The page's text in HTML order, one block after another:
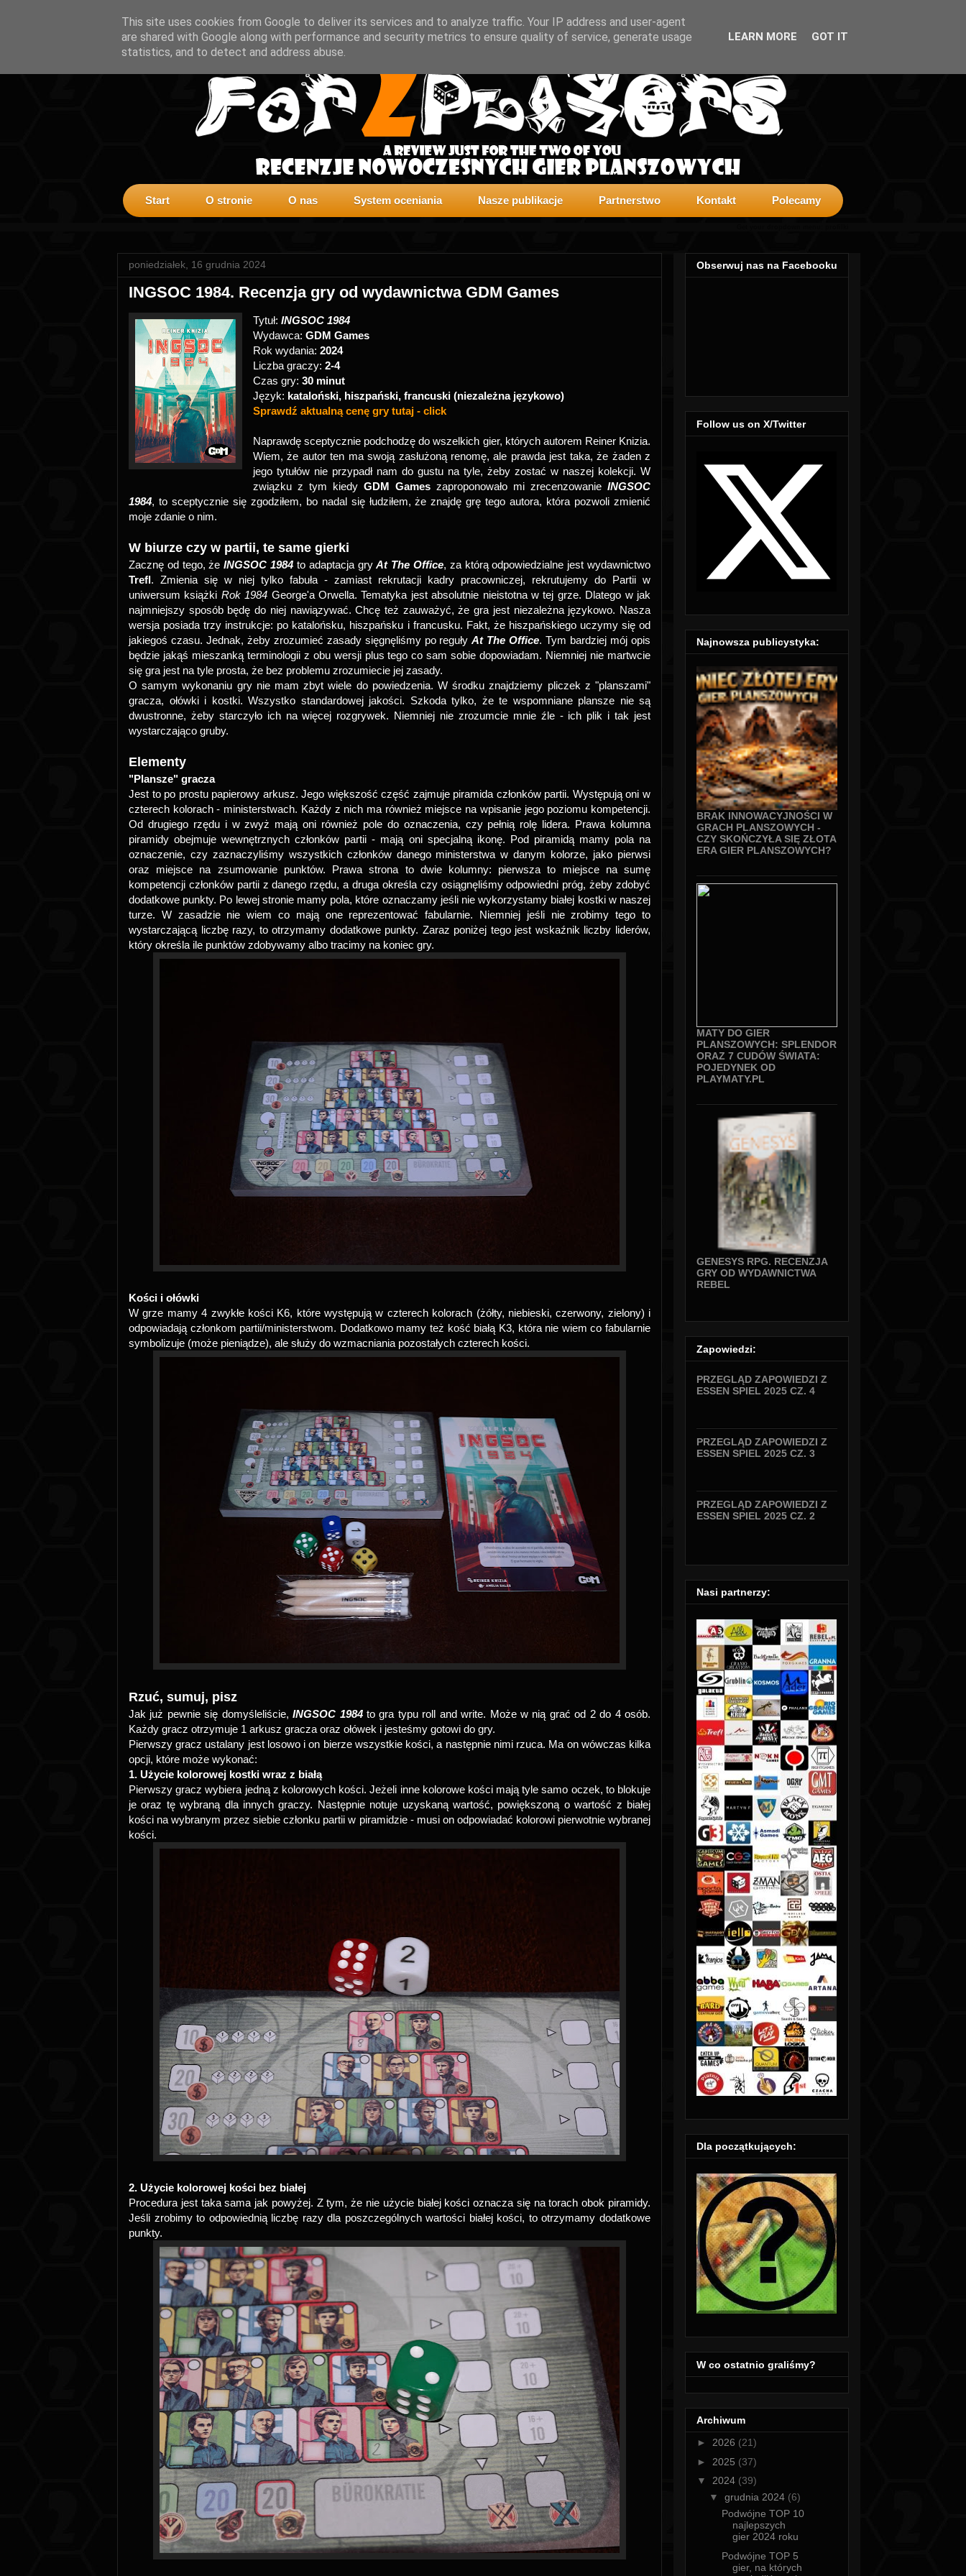
Start O stronie O nas System oceniania Nasze publikacje Partnerstwo Kontakt Polecamy
poniedziałek, 16 grudnia 2024
INGSOC 1984. Recenzja gry od wydawnictwa GDM Games
Tytuł: INGSOC 1984
Wydawca: GDM Games
Rok wydania: 2024
Liczba graczy: 2-4
Czas gry: 30 minut
Język: kataloński, hiszpański, francuski (niezależna językowo)
Sprawdź aktualną cenę gry tutaj - click
Naprawdę sceptycznie podchodzę do wszelkich gier, których autorem Reiner Knizia.
Wiem, że autor ten ma swoją zasłużoną renomę, ale prawda jest taka, że żaden z
jego tytułów nie przypadł nam do gustu na tyle, żeby zostać w naszej kolekcji. W
związku z tym kiedy GDM Games zaproponowało mi zrecenzowanie INGSOC
1984, to sceptycznie się zgodziłem, bo nadal się łudziłem, że znajdę grę tego autora, która pozwoli zmienić
moje zdanie o nim.
W biurze czy w partii, te same gierki
Zacznę od tego, żeINGSOC 1984 to adaptacja gryAt The Office, za którą odpowiedzialne jest wydawnictwo
Trefl. Zmienia się w niej tylko fabuła - zamiast rekrutacji kadry pracowniczej, rekrutujemy do Partii w
uniwersum książki Rok 1984 George'a Orwella. Tematyka jest absolutnie nieistotna w tej grze. Dlatego w jak
najmniejszy sposób będę do niej nawiązywać. Chcę też zauważyć, że gra jest niezależna językowo. Nasza
wersja posiada trzy instrukcje: po katalońsku, hiszpańsku i francusku. Fakt, że hiszpańskiego uczymy się od
jakiegoś czasu. Jednak, żeby zrozumieć zasady sięgnęliśmy po regułyAt The Office. Tym bardziej mój opis
będzie jakąś mieszanką terminologii z obu wersji plus tego co sam sobie dopowiadam. Niemniej nie martwcie
się gra jest na tyle prosta, że bez problemu zrozumiecie jej zasady.
O samym wykonaniu gry nie mam zbyt wiele do powiedzenia. W środku znajdziemy pliczek z "planszami"
gracza, ołówki i kostki. Wszystko standardowej jakości. Szkoda tylko, że te wspomniane plansze nie są
dwustronne, żeby starczyło ich na więcej rozgrywek. Niemniej nie zrozumcie mnie źle - ich plik i tak jest
wystarczająco gruby.
Elementy
"Plansze" gracza
Jest to po prostu papierowy arkusz. Jego większość część zajmuje piramida członków partii. Występują oni w
czterech kolorach - ministerstwach. Każdy z nich ma również miejsce na wpisanie jego poziomu kompetencji.
Od drugiego rzędu i w zwyż mają oni również pole do oznaczenia, czy pełnią rolę lidera. Prawa kolumna
piramidy obejmuje wewnętrznych członków partii - mają oni specjalną ikonę. Pod piramidą mamy pola na
oznaczenie, czy zaznaczyliśmy wszystkich członków danego ministerstwa w danym kolorze, jako pierwsi
oraz miejsce na zsumowanie punktów. Prawa strona to dwie kolumny: pierwsza to miejsce na sumę
kompetencji członków partii z danego rzędu, a druga określa czy osiągnęliśmy odpowiedni próg, żeby zdobyć
dodatkowe punkty. Po lewej stronie mamy pola, które oznaczamy jeśli nie wykorzystamy białej kostki w naszej
turze. W zasadzie nie wiem co mają one reprezentować fabularnie. Niemniej jeśli nie zrobimy tego to
wystarczającą liczbę razy, to otrzymamy dodatkowe punkty. Zaraz poniżej tego jest wskaźnik liczby liderów,
który określa ile punktów zdobywamy albo tracimy na koniec gry.
Kości i ołówki
W grze mamy 4 zwykłe kości K6, które występują w czterech kolorach (żółty, niebieski, czerwony, zielony) i
odpowiadają członkom partii/ministerstwom. Dodatkowo mamy też kość białą K3, która nie wiem co fabularnie
symbolizuje (może pieniądze), ale służy do wzmacniania pozostałych czterech kości.
Rzuć, sumuj, pisz
Jak już pewnie się domyśleliście,INGSOC 1984to gra typu roll and write. Może w nią grać od 2 do 4 osób.
Każdy gracz otrzymuje 1 arkusz gracza oraz ołówek i jesteśmy gotowi do gry.
Pierwszy gracz ustalany jest losowo i on bierze wszystkie kości, a następnie nimi rzuca. Ma on wówczas kilka
opcji, które może wykonać:
1. Użycie kolorowej kostki wraz z białą
Pierwszy gracz wybiera jedną z kolorowych kości. Jeżeli inne kolorowe kości mają tyle samo oczek, to blokuje
je oraz tę wybraną dla innych graczy. Następnie notuje uzyskaną wartość, powiększoną o wartość z białej
kości na wybranym przez siebie członku partii w piramidzie - musi on odpowiadać kolorowi pierwotnie wybranej
kości.
2. Użycie kolorowej kości bez białej
Procedura jest taka sama jak powyżej. Z tym, że nie użycie białej kości oznacza się na torach obok piramidy.
Jeśli zrobimy to odpowiednią liczbę razy dla poszczególnych wartości białej kości, to otrzymamy dodatkowe
punkty.
Obserwuj nas na Facebooku
Follow us on X/Twitter
Najnowsza publicystyka:
BRAK INNOWACYJNOŚCI W
GRACH PLANSZOWYCH -
CZY SKOŃCZYŁA SIĘ ZŁOTA
ERA GIER PLANSZOWYCH?
MATY DO GIER
PLANSZOWYCH: SPLENDOR
ORAZ 7 CUDÓW ŚWIATA:
POJEDYNEK OD
PLAYMATY.PL
GENESYS RPG. RECENZJA
GRY OD WYDAWNICTWA
REBEL
Zapowiedzi:
PRZEGLĄD ZAPOWIEDZI Z
ESSEN SPIEL 2025 CZ. 4
PRZEGLĄD ZAPOWIEDZI Z
ESSEN SPIEL 2025 CZ. 3
PRZEGLĄD ZAPOWIEDZI Z
ESSEN SPIEL 2025 CZ. 2
Nasi partnerzy:
Dla początkujących:
W co ostatnio graliśmy?
Archiwum
► 2026 (21)
► 2025 (37)
▼ 2024 (39)
▼ grudnia 2024 (6)
Podwójne TOP 10
najlepszych
gier 2024 roku
Podwójne TOP 5
gier, na których
This site uses cookies from Google to deliver its services and to analyze traffic. Your IP address and user-agent
are shared with Google along with performance and security metrics to ensure quality of service, generate usage
statistics, and to detect and address abuse.
LEARN MORE GOT IT